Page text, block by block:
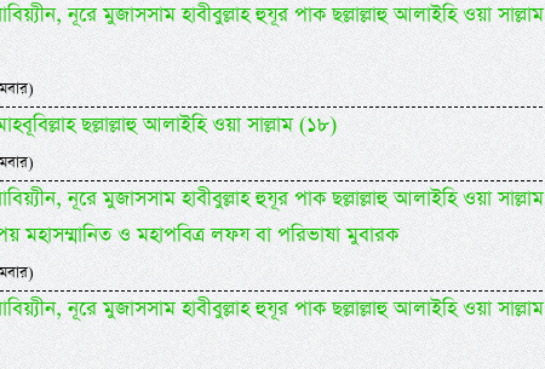
নূরে মুজাসসাম হাবীবুল্লাহ হুযূর পাক ছল্লাল্লাহু আলাইহি ওয়া সাল্লাম
ছল্লাল্লাহু আলাইহি ওয়া সাল্লাম (১৮)
নূরে মুজাসসাম হাবীবুল্লাহ হুযূর পাক ছল্লাল্লাহু আলাইহি ওয়া সাল্লাম
মহাসম্মানিত ও মহাপবিত্র লফয বা পরিভাষা মুবারক
নূরে মুজাসসাম হাবীবুল্লাহ হুযূর পাক ছল্লাল্লাহু আলাইহি ওয়া সাল্লাম